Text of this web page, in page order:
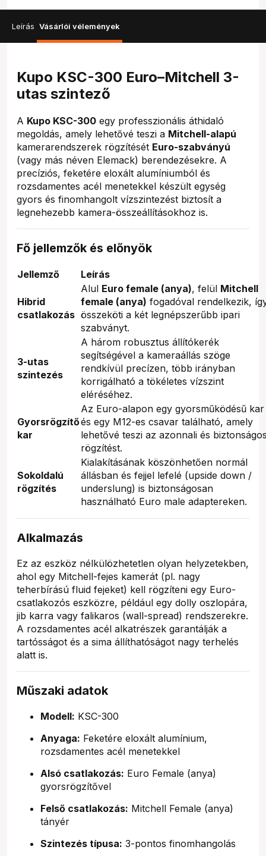
Leírás Vásárlói vélemények
Kupo KSC-300 Euro–Mitchell 3-
utas szintező
A Kupo KSC-300 egy professzionális áthidaló
megoldás, amely lehetővé teszi a Mitchell-alapú
kamerarendszerek rögzítését Euro-szabványú
(vagy más néven Elemack) berendezésekre. A
precíziós, feketére eloxált alumíniumból és
rozsdamentes acél menetekkel készült egység
gyors és finomhangolt vízszintezést biztosít a
legnehezebb kamera-összeállításokhoz is.
Fő jellemzők és előnyök
Jellemző Leírás
Hibrid
csatlakozás
Alul Euro female (anya), felül Mitchell
female (anya) fogadóval rendelkezik,
összeköti a két legnépszerűbb ipari
szabványt.
3-utas
szintezés
A három robusztus állítókerék
segítségével a kameraállás szöge
rendkívül precízen, több irányban
korrigálható a tökéletes vízszint
eléréséhez.
Gyorsrögzítő
kar
Az Euro-alapon egy gyorsműködésű kar
és egy M12-es csavar található, amely
lehetővé teszi az azonnali és
rögzítést.
Sokoldalú
rögzítés
Kialakításának köszönhetően normál
állásban és fejjel lefelé (upside down /
underslung) is biztonságosan
használható Euro male adaptereken.
Alkalmazás
Ez az eszköz nélkülözhetetlen olyan helyzetekben,
ahol egy Mitchell-fejes kamerát (pl. nagy
teherbírású fluid fejeket) kell rögzíteni egy Euro-
csatlakozós eszközre, például egy dolly oszlopára,
jib karra vagy falikaros (wall-spread) rendszerekre.
A rozsdamentes acél alkatrészek garantálják a
tartósságot és a sima állíthatóságot nagy terhelés
alatt is.
Műszaki adatok
Modell: KSC-300
Anyaga: Feketére eloxált alumínium,
rozsdamentes acél menetekkel
Alsó csatlakozás: Euro Female (anya)
gyorsrögzítővel
Felső csatlakozás: Mitchell Female (anya)
tányér
Szintezés típusa: 3-pontos finomhangolás